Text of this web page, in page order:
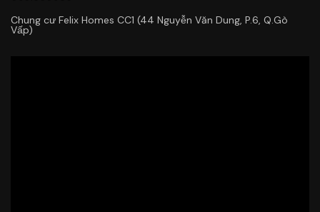
Chung cư Felix Homes CC1 (44 Nguyễn Văn Dung, P.6, Q.Gò
Vấp)